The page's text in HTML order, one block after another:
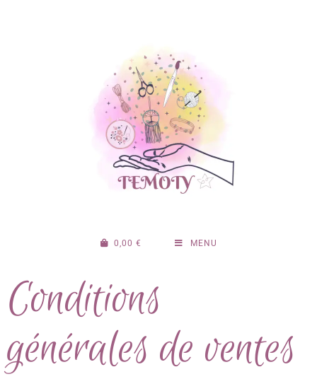
0,00 € MENU
Conditions
générales de ventes